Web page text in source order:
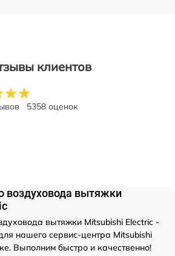
клиентов
5358 оценок
воздуховода вытяжки
вытяжки Mitsubishi Electric -
нашего сервис-центра Mitsubishi
Выполним быстро и качественно!